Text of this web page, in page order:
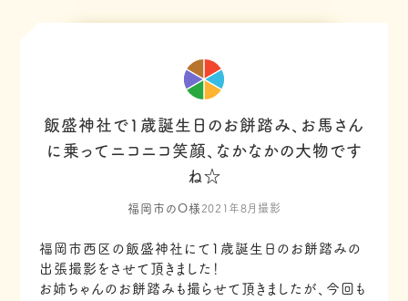
飯盛神社で1歳誕生日のお餅踏み、お馬さん
に乗ってニコニコ笑顔、なかなかの大物です
ね☆
福岡市のO様 2021年8月撮影
福岡市西区の飯盛神社にて1歳誕生日のお餅踏みの
出張撮影をさせて頂きました！
お姉ちゃんのお餅踏みも撮らせて頂きましたが、今回も